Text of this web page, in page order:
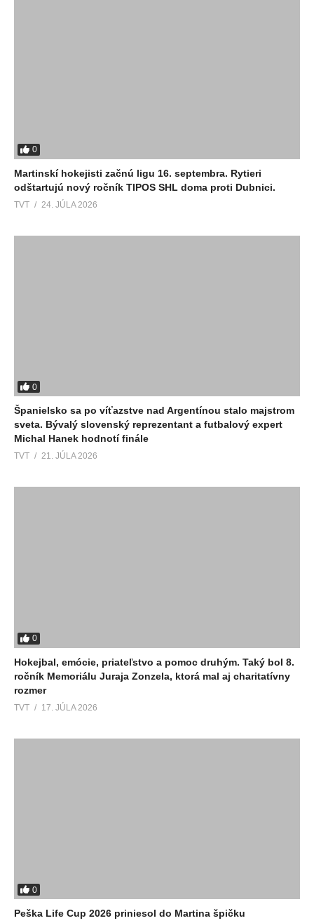
0
Martinskí hokejisti začnú ligu 16. septembra. Rytieri
odštartujú nový ročník TIPOS SHL doma proti Dubnici.
TVT 24. JÚLA 2026
0
Španielsko sa po víťazstve nad Argentínou stalo majstrom
sveta. Bývalý slovenský reprezentant a futbalový expert
Michal Hanek hodnotí finále
TVT 21. JÚLA 2026
0
Hokejbal, emócie, priateľstvo a pomoc druhým. Taký bol 8.
ročník Memoriálu Juraja Zonzela, ktorá mal aj charitatívny
rozmer
TVT 17. JÚLA 2026
0
Peška Life Cup 2026 priniesol do Martina špičku